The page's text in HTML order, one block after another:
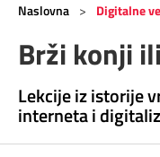
Naslovna > Digitalne
Brži konji
Lekcije iz istorije
interneta i